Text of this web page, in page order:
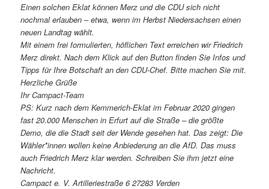
Einen solchen Eklat können Merz und die CDU sich nicht
nochmal erlauben – etwa, wenn im Herbst Niedersachsen einen
neuen Landtag wählt.
Mit einem frei formulierten, höflichen Text erreichen wir Friedrich
Merz direkt. Nach dem Klick auf den Button finden Sie Infos und
Tipps für Ihre Botschaft an den CDU-Chef. Bitte machen Sie mit.
Herzliche Grüße
Ihr Campact-Team
PS: Kurz nach dem Kemmerich-Eklat im Februar 2020 gingen
fast 20.000 Menschen in Erfurt auf die Straße – die größte
Demo, die die Stadt seit der Wende gesehen hat. Das zeigt: Die
Wähler*innen wollen keine Anbiederung an die AfD. Das muss
auch Friedrich Merz klar werden. Schreiben Sie ihm jetzt eine
Nachricht.
Campact e. V. Artilleriestraße 6 27283 Verden